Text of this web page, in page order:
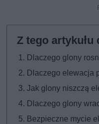
Dlaczego glony
Dlaczego elewacja
Jak glony niszczą
Dlaczego glony
Bezpieczne mycie